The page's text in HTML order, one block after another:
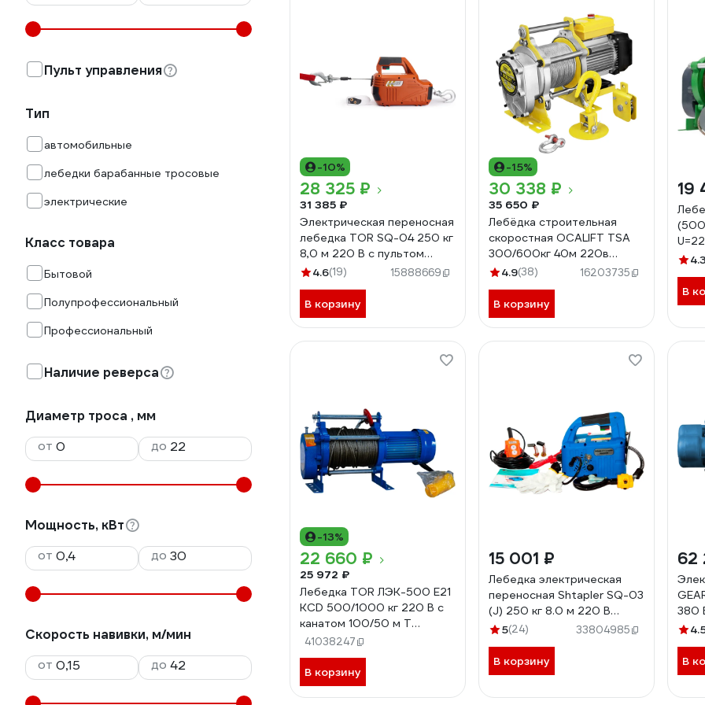
Пульт управления
Тип
автомобильные
лебедки барабанные тросовые
электрические
Класс товара
Бытовой
Полупрофессиональный
Профессиональный
Наличие реверса
Диаметр троса , мм
от
до
Мощность, кВт
от
до
Скорость навивки, м/мин
от
до
-10%
28 325 ₽
31 385 ₽
Электрическая переносная
лебедка TOR SQ-04 250 кг
8,0 м 220 В с пультом
1140256
4.6(19) 15888669
В корзину
-15%
30 338 ₽
35 650 ₽
Лебёдка строительная
скоростная OCALIFT TSA
300/600кг 40м 220в
(алюминиевый корпус)
4.9(38) 16203735
В корзину
19
4.3
В
-13%
22 660 ₽
25 972 ₽
Лебедка TOR ЛЭК-500 E21
KCD 500/1000 кг 220 В с
канатом 100/50 м T
1050499
41038247
В корзину
15 001 ₽
Лебедка электрическая
переносная Shtapler SQ-03
(J) 250 кг 8.0 м 220 В
71058935
5(24) 33804985
В корзину
62
380
В